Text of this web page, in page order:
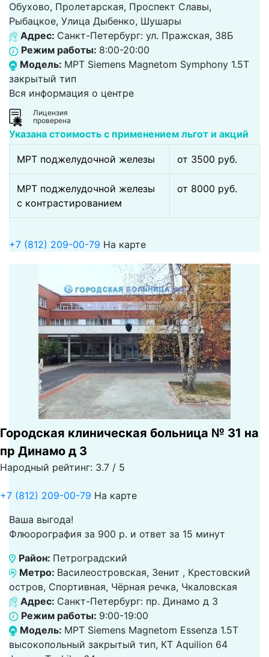
Обухово, Пролетарская, Проспект Славы,
Рыбацкое, Улица Дыбенко, Шушары
Адрес: Санкт-Петербург: ул. Пражская, 38Б
Режим работы: 8:00-20:00
Модель: МРТ Siemens Magnetom Symphony 1.5T
закрытый тип
Вся информация о центре
Лицензия
проверена
Указана стоимость с применением льгот и акций
МРТ поджелудочной железы от 3500 pуб.
МРТ поджелудочной железы
с контрастированием
от 8000 pуб.
+7 (812) 209-00-79 На карте
Городская клиническая больница № 31 на
пр Динамо д 3
Народный рейтинг: 3.7 / 5
+7 (812) 209-00-79 На карте
Ваша выгода!
Флюорография за 900 р. и ответ за 15 минут
Район: Петроградский
Метро: Василеостровская, Зенит , Крестовский
остров, Спортивная, Чёрная речка, Чкаловская
Адрес: Санкт-Петербург: пр. Динамо д 3
Режим работы: 9:00-19:00
Модель: МРТ Siemens Magnetom Essenza 1.5T
высокопольный закрытый тип, КТ Aquilion 64